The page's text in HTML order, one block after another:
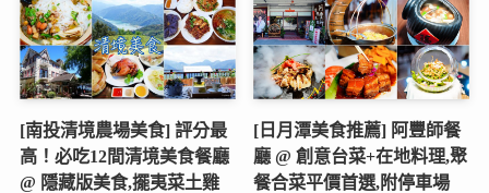
[南投清境農場美食] 評分最
高！必吃12間清境美食餐廳
@ 隱藏版美食,擺夷菜土雞
[日月潭美食推薦] 阿豐師餐
廳 @ 創意台菜+在地料理,聚
餐合菜平價首選,附停車場